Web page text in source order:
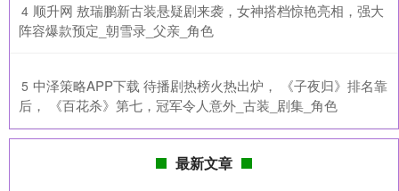
4 ​顺升网 敖瑞鹏新古装悬疑剧来袭，女神搭档惊艳亮相，强大
阵容爆款预定_朝雪录_父亲_角色
5 ​中泽策略APP下载 待播剧热榜火热出炉， 《子夜归》排名靠
后， 《百花杀》第七，冠军令人意外_古装_剧集_角色
最新文章